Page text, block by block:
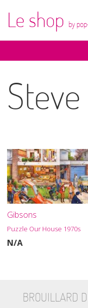
Le shop by
Gibsons
Puzzle Our House 1970s
N/A
BROUILLARD